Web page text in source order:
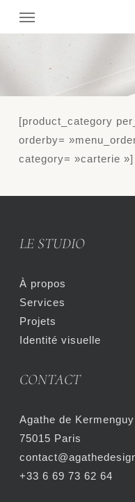
main
Menu
[product_category
orderby=
category= »carterie »]
LE STUDIO
À propos
Services
Projets
Identité visuelle
CONTACT
Agathe de Kermenguy
75015 Paris
+33 6 69 73 62 64